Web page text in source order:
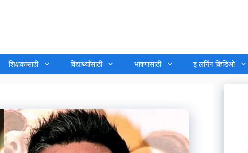
शिक्षकांसाठी विद्यार्थ्यांसाठी भाषणासाठी इ लर्निग व्हिडिओ